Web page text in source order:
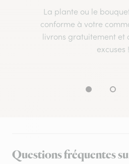
La plante ou le
conforme à votre
livrons gratuitement et
excuses !
Questions fréquentes